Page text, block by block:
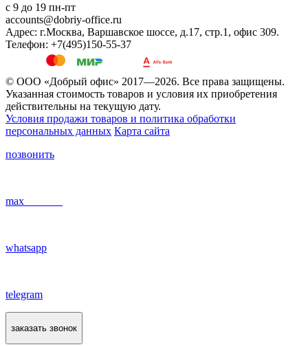
с 9 до 19 пн-пт
accounts@dobriy-office.ru
Адрес: г.Москва, Варшавское шоссе, д.17, стр.1, офис 309.
Телефон: +7(495)150-55-37
© ООО «Добрый офис» 2017—2026. Все права защищены.
Указанная стоимость товаров и условия их приобретения
действительны на текущую дату.
Условия продажи товаров и политика обработки
персональных данных Карта сайта
позвонить
max
whatsapp
telegram
заказать звонок